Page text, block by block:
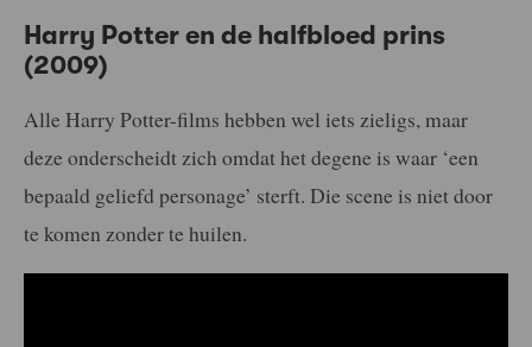
Harry Potter en de halfbloed prins
(2009)
Alle Harry Potter-films hebben wel iets zieligs, maar
deze onderscheidt zich omdat het degene is waar ‘een
bepaald geliefd personage’ sterft. Die scene is niet door
te komen zonder te huilen.